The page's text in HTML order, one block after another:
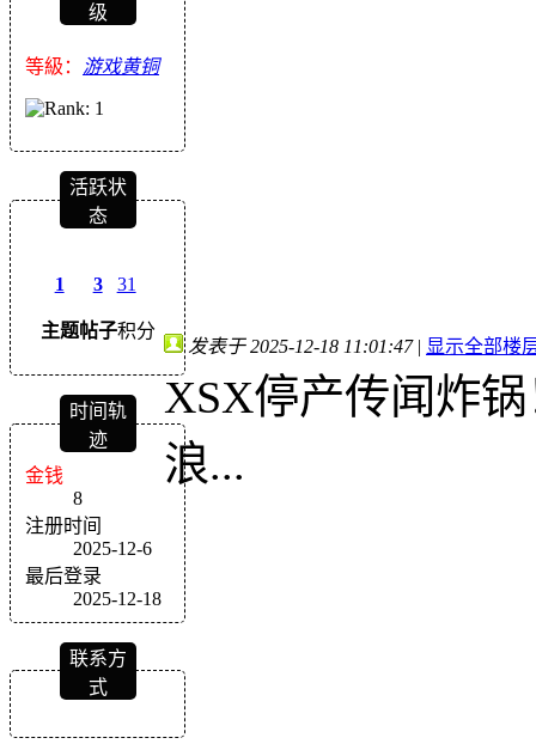
级
等級： 游戏黄铜
活跃状
态
1
主题
3
帖子
31
积分
时间轨
迹
金钱
8
注册时间
2025-12-6
最后登录
2025-12-18
联系方
式
发表于 2025-12-18 11:01:47 | 显示全部楼
XSX停产传闻炸
浪...